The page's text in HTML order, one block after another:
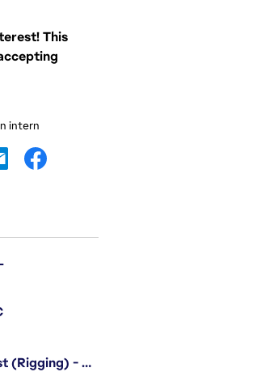
This
intern
Senior Technical Artist (Rigging) - EA SPORTS Technology